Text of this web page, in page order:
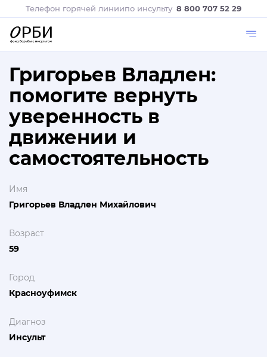
Телефон горячей линиипо инсульту 8 800 707 52 29
Григорьев Владлен:
помогите вернуть
уверенность в
движении и
самостоятельность
Имя
Григорьев Владлен Михайлович
Возраст
59
Город
Красноуфимск
Диагноз
Инсульт